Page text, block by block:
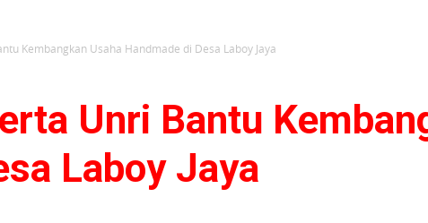
Kembangkan Usaha Handmade di Desa Laboy Jaya
Unri Bantu
Laboy Jaya